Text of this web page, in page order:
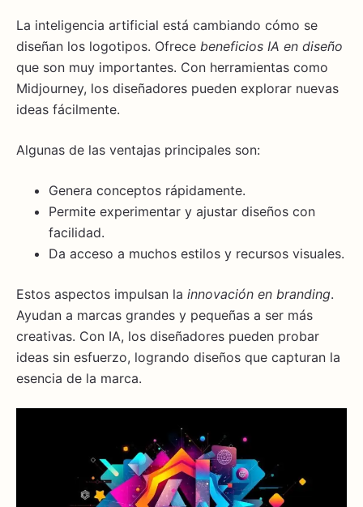
La inteligencia artificial está cambiando cómo se
diseñan los logotipos. Ofrece beneficios IA en diseño
que son muy importantes. Con herramientas como
Midjourney, los diseñadores pueden explorar nuevas
ideas fácilmente.
Algunas de las ventajas principales son:
Genera conceptos rápidamente.
Permite experimentar y ajustar diseños con
facilidad.
Da acceso a muchos estilos y recursos visuales.
Estos aspectos impulsan la innovación en branding.
Ayudan a marcas grandes y pequeñas a ser más
creativas. Con IA, los diseñadores pueden probar
ideas sin esfuerzo, logrando diseños que capturan la
esencia de la marca.